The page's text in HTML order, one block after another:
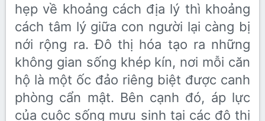
hẹp về khoảng cách địa lý thì khoảng
cách tâm lý giữa con người lại càng bị
nới rộng ra. Đô thị hóa tạo ra những
không gian sống khép kín, nơi mỗi căn
hộ là một ốc đảo riêng biệt được canh
phòng cẩn mật. Bên cạnh đó, áp lực
của cuộc sống mưu sinh tại các đô thị